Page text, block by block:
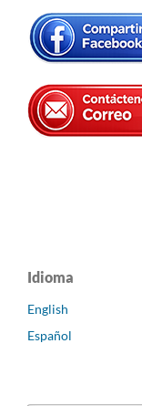
Idioma
English
Español